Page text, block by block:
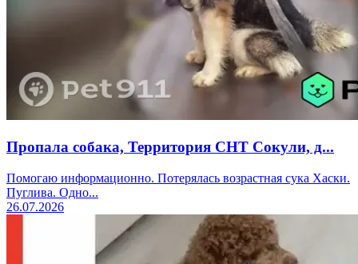
Пропала собака, Территория СНТ Сокули, д...
Помогаю информационно. Потерялась возрастная сука Хаски.
Пуглива. Одно...
26.07.2026